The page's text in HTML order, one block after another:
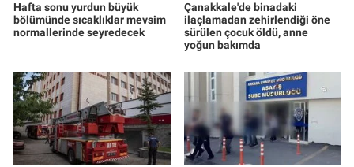
Hafta sonu yurdun büyük
bölümünde sıcaklıklar mevsim
normallerinde seyredecek
Çanakkale'de binadaki
ilaçlamadan zehirlendiği öne
sürülen çocuk öldü, anne
yoğun bakımda